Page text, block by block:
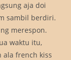
aja doi
sambil berdiri.
merespon.
waktu itu,
ala french kiss